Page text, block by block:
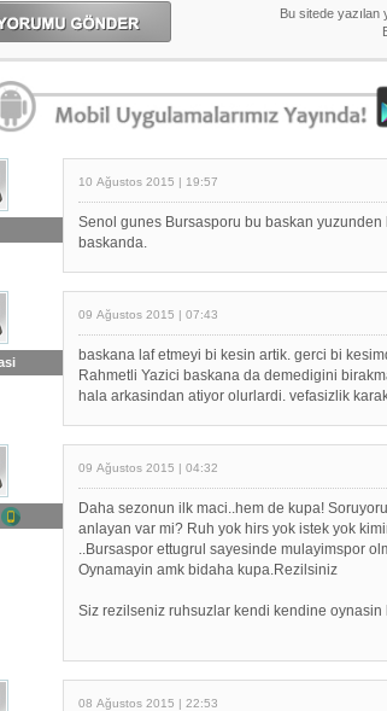
10 Ağustos 2015 | 19:57
Senol gunes Bursasporu bu baskan
baskanda.
09 Ağustos 2015 | 07:43
baskana laf etmeyi bi kesin artik. gerci bi
Rahmetli Yazici baskana da demedigini
hala arkasindan atiyor olurlardi. vefasizlik
09 Ağustos 2015 | 04:32
Daha sezonun ilk maci..hem de kupa!
anlayan var mi? Ruh yok hirs yok istek yok
..Bursaspor ettugrul sayesinde mulayimspor
Oynamayin amk bidaha kupa.Rezilsiniz
Siz rezilseniz ruhsuzlar kendi kendine
08 Ağustos 2015 | 22:53